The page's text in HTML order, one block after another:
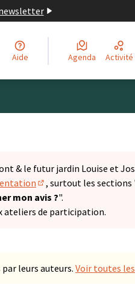
Aide Agenda Activité
& le futur jardin Louise et
(S'ouvre dans un nouvel
, surtout les sections
mon avis ?".
ateliers de participation.
leurs auteurs. Voir toutes